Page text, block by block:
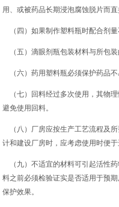
用、或被药品长期浸泡腐蚀脱片而
（四）如果制作塑料瓶时配合剂
（五）滴眼剂瓶包装材料与所包
（六）药用塑料瓶必须保护药品
（七）回料经过多次使用，其物
避免使用回料。
（八）厂房应按生产工艺流程及
计和建设厂房时，应考虑使用时便
（九）不适宜的材料可引起活性
料之前必须检验证实是否适用于预
保护效果。